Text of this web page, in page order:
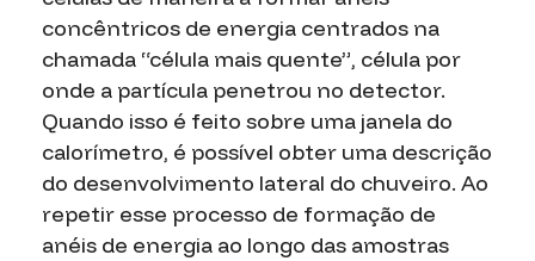
concêntricos de energia centrados na
chamada “célula mais quente”, célula por
onde a partícula penetrou no detector.
Quando isso é feito sobre uma janela do
calorímetro, é possível obter uma descrição
do desenvolvimento lateral do chuveiro. Ao
repetir esse processo de formação de
anéis de energia ao longo das amostras